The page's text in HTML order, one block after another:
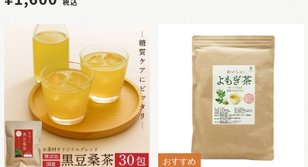
おすすめ